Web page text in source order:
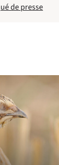
de presse